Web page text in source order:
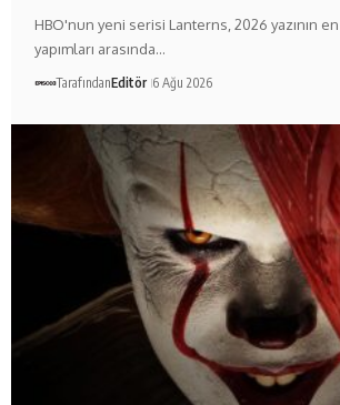
HBO'nun yeni serisi Lanterns, 2026 yazının
yapımları arasında…
TarafındanEditör 6 Ağu 2026